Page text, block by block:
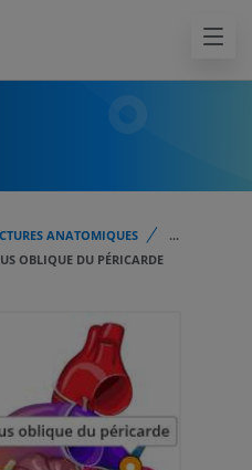
ANATOMIQUES
...
OBLIQUE DU PÉRICARDE